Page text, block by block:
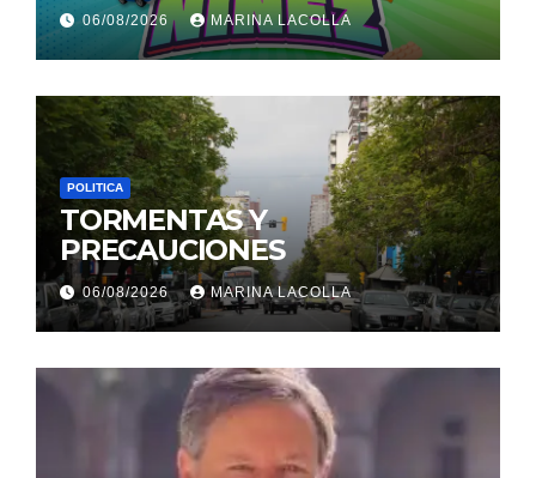
06/08/2026 MARINA LACOLLA
POLITICA
TORMENTAS Y
PRECAUCIONES
06/08/2026 MARINA LACOLLA